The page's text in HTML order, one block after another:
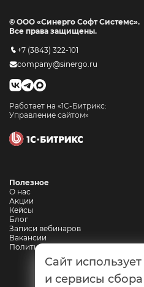
© ООО «Синерго Софт Системс».
Все права защищены.
+7 (3843) 322-101
company@sinergo.ru
Работает на «1С-Битрикс:
Управление сайтом»
Полезное
О нас
Акции
Кейсы
Блог
Записи вебинаров
Вакансии
Политика конфиденциальности
Сайт
и сервисы